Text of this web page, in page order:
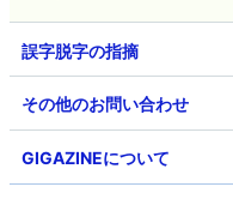
その他のお問い合わせ
GIGAZINEについて